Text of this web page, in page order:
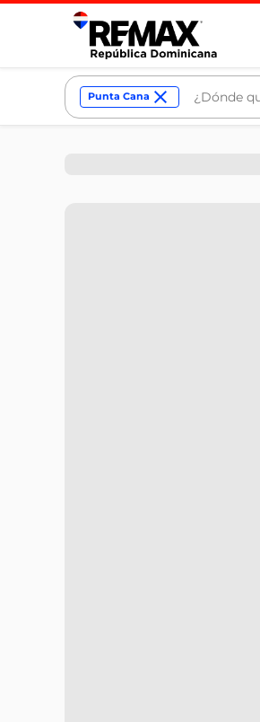
Punta Cana